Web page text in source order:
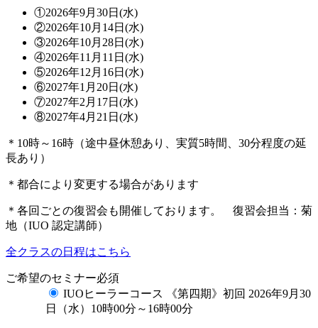
①2026年9月30日(水)
②2026年10月14日(水)
③2026年10月28日(水)
④2026年11月11日(水)
⑤2026年12月16日(水)
⑥2027年1月20日(水)
⑦2027年2月17日(水)
⑧2027年4月21日(水)
＊10時～16時（途中昼休憩あり、実質5時間、30分程度の延
長あり）
＊都合により変更する場合があります
＊各回ごとの復習会も開催しております。 復習会担当：菊
地（IUO 認定講師）
全クラスの日程はこちら
ご希望のセミナー必須
IUOヒーラーコース 《第四期》初回 2026年9月30
日（水）10時00分～16時00分